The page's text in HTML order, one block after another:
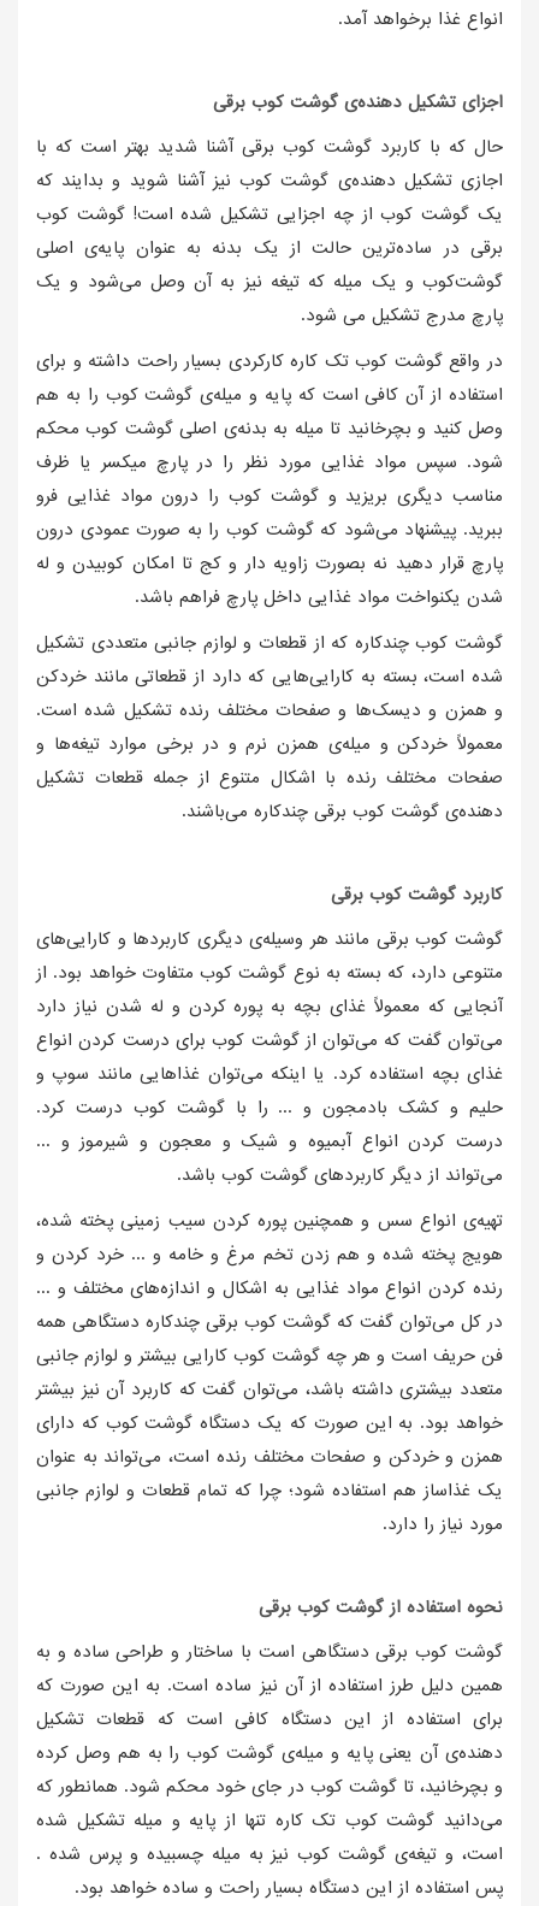
انواع غذا برخواهد آمد.
اجزای تشکیل دهنده‌ی گوشت کوب برقی
حال که با کاربرد گوشت کوب برقی آشنا شدید بهتر است که با
اجازی تشکیل دهنده‌ی گوشت کوب نیز آشنا شوید و بدایند که
یک گوشت کوب از چه اجزایی تشکیل شده است! گوشت کوب
برقی در ساده‌ترین حالت از یک بدنه به عنوان پایه‌ی اصلی
گوشت‌کوب و یک میله که تیغه‌ نیز به آن وصل می‌شود و یک
پارچ مدرج تشکیل می‌ شود.
در واقع گوشت کوب تک کاره کارکردی بسیار راحت داشته و برای
استفاده از آن کافی است که پایه و میله‌ی گوشت کوب را به هم
وصل کنید و بچرخانید تا میله به بدنه‌ی اصلی گوشت کوب محکم
شود. سپس مواد غذایی مورد نظر را در پارچ میکسر یا ظرف
مناسب دیگری بریزید و گوشت کوب را درون مواد غذایی فرو
ببرید. پیشنهاد می‌شود که گوشت کوب را به صورت عمودی درون
پارچ قرار دهید نه بصورت زاویه دار و کج تا امکان کوبیدن و له
شدن یکنواخت مواد غذایی داخل پارچ فراهم باشد.
گوشت کوب چندکاره که از قطعات و لوازم جانبی متعددی تشکیل
شده است، بسته به کارایی‌هایی که دارد از قطعاتی مانند خردکن
و همزن و دیسک‌ها و صفحات مختلف رنده تشکیل شده است.
معمولاً خردکن و میله‌ی همزن نرم و در برخی موارد تیغه‌ها و
صفحات مختلف رنده با اشکال متنوع از جمله قطعات تشکیل
دهنده‌ی گوشت کوب برقی چندکاره می‌باشند.
کاربرد گوشت کوب برقی
گوشت کوب برقی مانند هر وسیله‌ی دیگری کاربردها و کارایی‌های
متنوعی دارد، که بسته به نوع گوشت کوب متفاوت خواهد بود. از
آنجایی که معمولاً غذای بچه به پوره کردن و له شدن نیاز دارد
می‌توان گفت که می‌توان از گوشت کوب برای درست کردن انواع
غذای بچه استفاده کرد. یا اینکه می‌توان غذاهایی مانند سوپ و
حلیم و کشک بادمجون و ... را با گوشت کوب درست کرد.
درست کردن انواع آبمیوه و شیک و معجون و شیرموز و ...
می‌تواند از دیگر کاربردهای گوشت کوب باشد.
تهیه‌ی انواع سس و همچنین پوره کردن سیب زمینی پخته شده،
هویج پخته شده و هم زدن تخم مرغ و خامه و ... خرد کردن و
رنده کردن انواع مواد غذایی به اشکال و اندازه‌های مختلف و ...
در کل می‌توان گفت که گوشت کوب برقی چندکاره دستگاهی همه
فن حریف است و هر چه گوشت کوب کارایی بیشتر و لوازم جانبی
متعدد بیشتری داشته باشد، می‌توان گفت که کاربرد آن نیز بیشتر
خواهد بود. به این صورت که یک دستگاه گوشت کوب که دارای
همزن و خردکن و صفحات مختلف رنده است، می‌تواند به عنوان
یک غذاساز هم استفاده شود؛ چرا که تمام قطعات و لوازم جانبی
مورد نیاز را دارد.
نحوه استفاده از گوشت کوب برقی
گوشت کوب برقی دستگاهی است با ساختار و طراحی ساده و به
همین دلیل طرز استفاده از آن نیز ساده است. به این صورت که
برای استفاده از این دستگاه کافی است که قطعات تشکیل
دهنده‌ی آن یعنی پایه و میله‌ی گوشت کوب را به هم وصل کرده
و بچرخانید، تا گوشت کوب در جای خود محکم شود. همانطور که
می‌دانید گوشت کوب تک کاره تنها از پایه و میله تشکیل شده
است، و تیغه‌ی گوشت کوب نیز به میله چسبیده و پرس شده .
پس استفاده از این دستگاه بسیار راحت و ساده خواهد بود.